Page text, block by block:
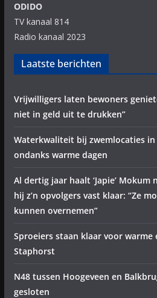
ODIDO
TV kanaal 814
Radio kanaal 2023
Laatste berichten
Vrijwilligers laten bewoners
niet in geld uit te drukken”
Waterkwaliteit bij zwemlocaties in
ondanks warme dagen
Al dertig jaar haalt ‘Japie’
hij z’n opvolgers vast klaar: “Ze
kunnen overnemen”
Sproeiers staan klaar voor warme
Staphorst
N48 tussen Hoogeveen en
gesloten